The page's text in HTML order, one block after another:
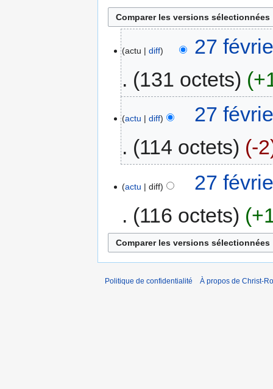
actu diff
27
131 octets
actu diff
27
114 octets
-2
actu diff
27
116 octets
Politique de confidentialité À propos de Christ-